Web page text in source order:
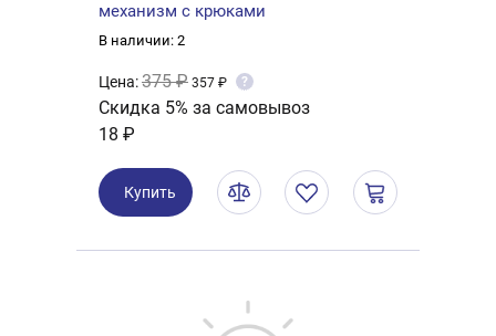
механизм с крюками
В наличии: 2
Цена:375 ₽ 357 ₽ ?
Скидка 5% за самовывоз
18 ₽
Купить